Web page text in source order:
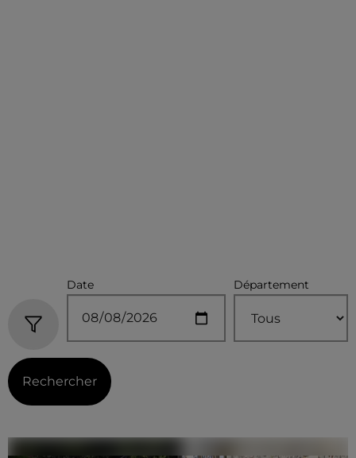
Date Département
Rechercher